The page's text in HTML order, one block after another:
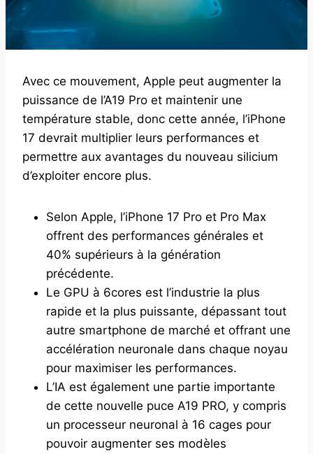
Avec ce mouvement, Apple peut augmenter la
puissance de l’A19 Pro et maintenir une
température stable, donc cette année, l’iPhone
17 devrait multiplier leurs performances et
permettre aux avantages du nouveau silicium
d’exploiter encore plus.
Selon Apple, l’iPhone 17 Pro et Pro Max
offrent des performances générales et
40% supérieurs à la génération
précédente.
Le GPU à 6cores est l’industrie la plus
rapide et la plus puissante, dépassant tout
autre smartphone de marché et offrant une
accélération neuronale dans chaque noyau
pour maximiser les performances.
L’IA est également une partie importante
de cette nouvelle puce A19 PRO, y compris
un processeur neuronal à 16 cages pour
pouvoir augmenter ses modèles